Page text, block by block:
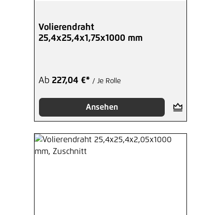
Volierendraht
25,4x25,4x1,75x1000 mm
Ab 227,04 €* / Je Rolle
Ansehen